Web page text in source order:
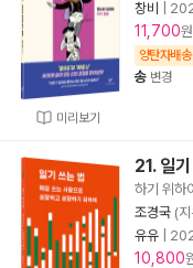
미리보기
창비
11,700
양탄자배송
송 변경
21. 일
하기 위하
조경국 (
유유
10,800